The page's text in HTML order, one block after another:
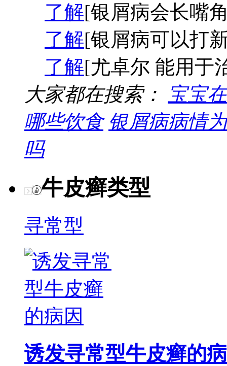
了解[银屑病会长嘴
了解[银屑病可以打
了解[尤卓尔 能用于
大家都在搜索：
宝宝
哪些饮食 银屑病病情
吗
牛皮癣类型
寻常型
诱发寻常型牛皮癣的病